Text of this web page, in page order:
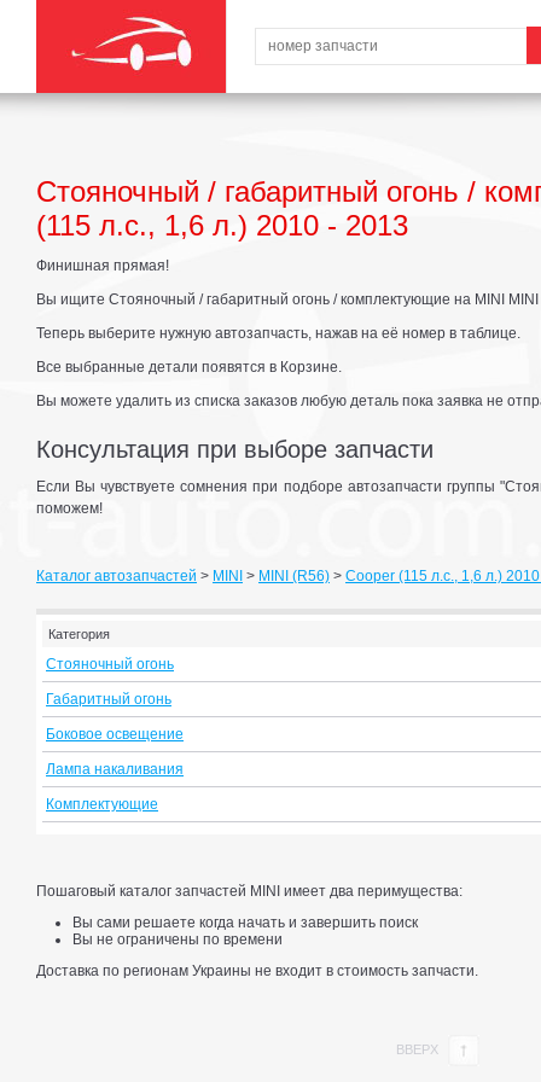
Стояночный / габаритный огонь /
(115 л.с., 1,6 л.) 2010 - 2013
Финишная прямая!
Вы ищите Стояночный / габаритный огонь / комплектующие на MINI
Теперь выберите нужную автозапчасть, нажав на её номер в таблице.
Все выбранные детали появятся в Корзине.
Вы можете удалить из списка заказов любую деталь пока заявка не
Консультация при выборе запчасти
Если Вы чувствуете сомнения при подборе автозапчасти группы
поможем!
Каталог автозапчастей > MINI > MINI (R56) > Cooper (115 л.с., 1,6 л.)
Категория
Стояночный огонь
Габаритный огонь
Боковое освещение
Лампа накаливания
Комплектующие
Пошаговый каталог запчастей MINI имеет два перимущества:
Вы сами решаете когда начать и завершить поиск
Вы не ограничены по времени
Доставка по регионам Украины не входит в стоимость запчасти.
ВВЕРХ